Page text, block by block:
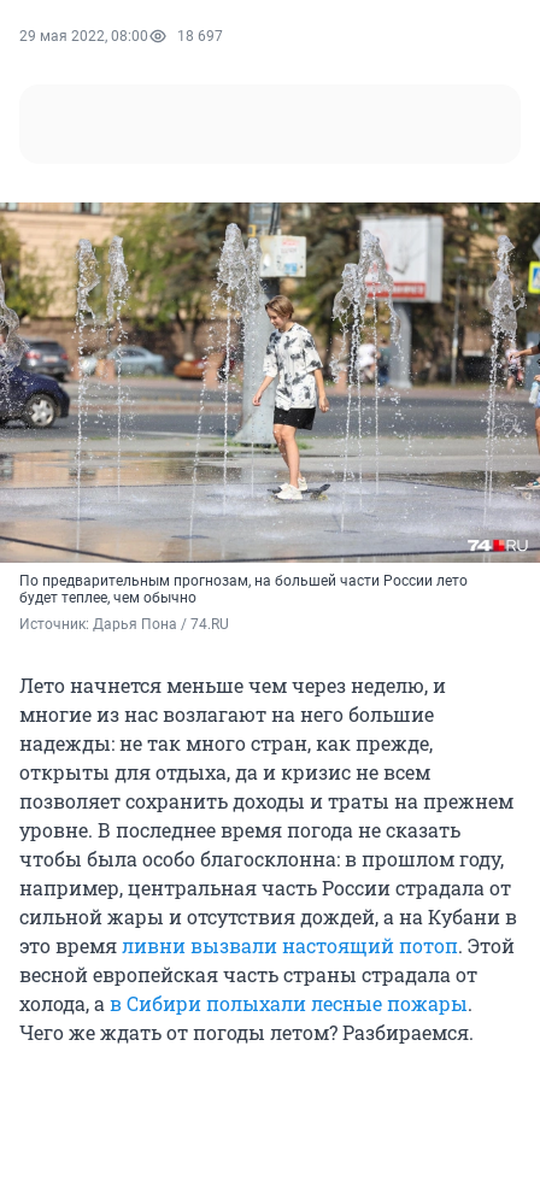
29 мая 2022, 08:00 18 697
По предварительным прогнозам, на большей части России лето
будет теплее, чем обычно
Источник: Дарья Пона / 74.RU
Лето начнется меньше чем через неделю, и
многие из нас возлагают на него большие
надежды: не так много стран, как прежде,
открыты для отдыха, да и кризис не всем
позволяет сохранить доходы и траты на прежнем
уровне. В последнее время погода не сказать
чтобы была особо благосклонна: в прошлом году,
например, центральная часть России страдала от
сильной жары и отсутствия дождей, а на Кубани в
это времяливни вызвали настоящий потоп. Этой
весной европейская часть страны страдала от
холода, ав Сибири полыхали лесные пожары.
Чего же ждать от погоды летом? Разбираемся.